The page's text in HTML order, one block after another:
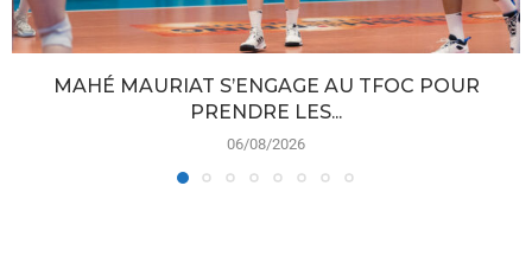
MAHÉ MAURIAT S’ENGAGE AU TFOC POUR
PRENDRE LES...
06/08/2026